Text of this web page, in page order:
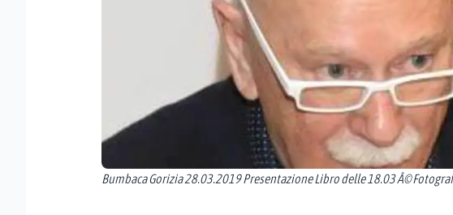
Bumbaca Gorizia 28.03.2019 Presentazione Libro delle 18.03 Â©